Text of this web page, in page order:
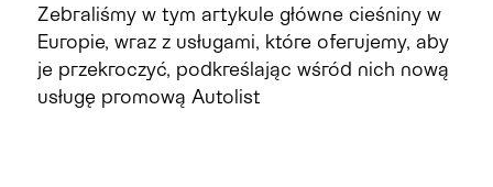
Zebraliśmy w tym artykule główne cieśniny w
Europie, wraz z usługami, które oferujemy, aby
je przekroczyć, podkreślając wśród nich nową
usługę promową Autolist